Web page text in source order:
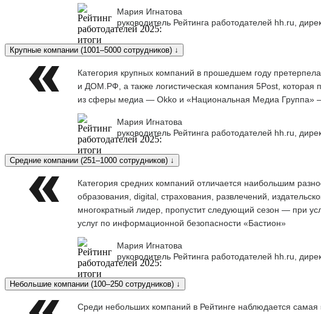
Мария Игнатова
руководитель Рейтинга работодателей hh.ru,
Крупные компании (1001–5000 сотрудников) ↓
Категория крупных компаний в прошедшем году
и ДОМ.РФ, а также логистическая компания 5Post, которая
из сферы медиа — Okko и «Национальная Медиа Группа»
Мария Игнатова
руководитель Рейтинга работодателей hh.ru,
Средние компании (251–1000 сотрудников) ↓
Категория средних компаний отличается наибольшим
образования, digital, страхования, развлечений,
многократный лидер, пропустит следующий сезон — при
услуг по информационной безопасности «Бастион»
Мария Игнатова
руководитель Рейтинга работодателей hh.ru,
Небольшие компании (100–250 сотрудников) ↓
Среди небольших компаний в Рейтинге наблюдается